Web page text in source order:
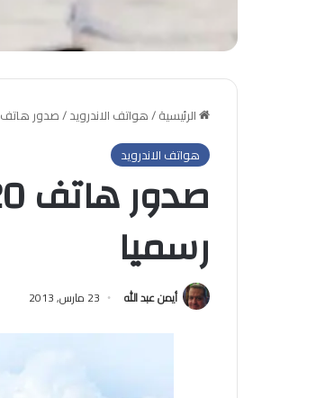
الرئيسية/هواتف الاندرويد/صدور هاتف Lenovo S920 بالاندرويد 4.2 رسميا
هواتف الاندرويد
رسميا
أيمن عبد الله 23 مارس, 2013